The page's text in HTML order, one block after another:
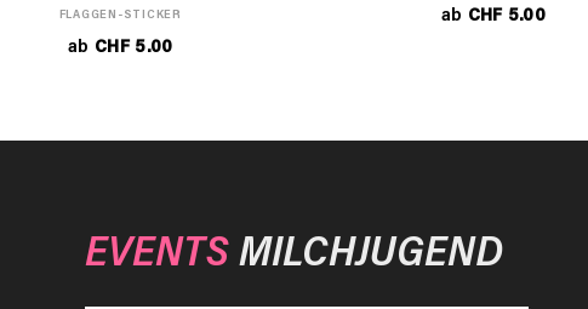
FLAGGEN-STICKER
ab CHF5.00
ab CHF5.00
EVENTSMILCHJUGEND